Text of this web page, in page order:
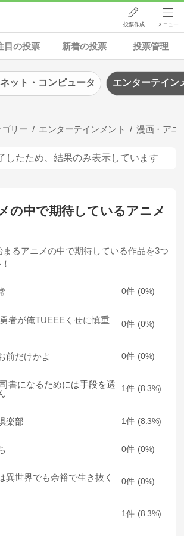
投票作成 メニュー
目の投票 新着の投票 投票管理
ゴリー エンターテインメント 漫画・アニ
したため、結果のみ表示しています
の中で期待しているアニメ
まるアニメの中で期待している作品を3つ
0 0
者が俺TUEEEくせに慎重
0 0
前だけかよ 0 0
書になるためには手段を選
1 8.3
楽部 1 8.3
0 0
異世界でも余裕で生き抜く
0 0
1 8.3
ット・コンピュータ エンターテイン